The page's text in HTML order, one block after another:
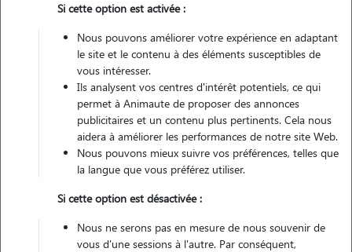
Véhiculé
Contacter
L'envoi d'une demande est sans engagement
Si cette option est activée :
Nous pouvons améliorer votre expérience en adaptant
le site et le contenu à des éléments susceptibles de
vous intéresser.
Ils analysent vos centres d'intérêt potentiels, ce qui
permet à Animaute de proposer des annonces
publicitaires et un contenu plus pertinents. Cela nous
aidera à améliorer les performances de notre site Web.
Nous pouvons mieux suivre vos préférences, telles que
la langue que vous préférez utiliser.
Si cette option est désactivée :
Nous ne serons pas en mesure de nous souvenir de
vous d'une sessions à l'autre. Par conséquent,